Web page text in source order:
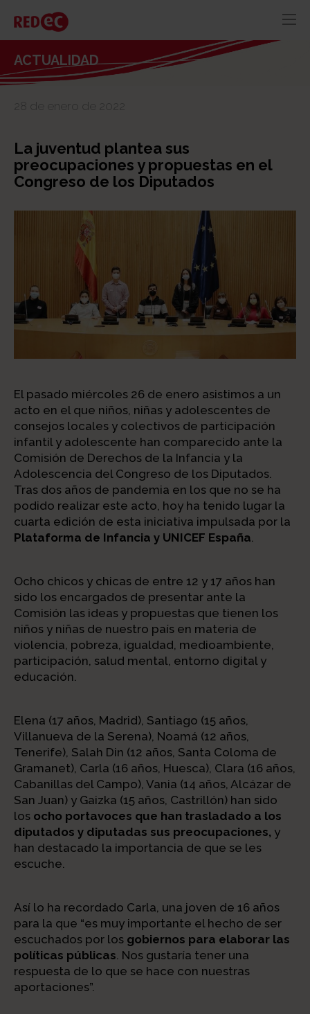
RECURSOS
CONTACTO
ACTUALIDAD
28 de enero de 2022
La juventud plantea sus
preocupaciones y propuestas en el
Congreso de los Diputados
El pasado miércoles 26 de enero asistimos a un
acto en el que niños, niñas y adolescentes de
consejos locales y colectivos de participación
infantil y adolescente han comparecido ante la
Comisión de Derechos de la Infancia y la
Adolescencia del Congreso de los Diputados.
Tras dos años de pandemia en los que no se ha
podido realizar este acto, hoy ha tenido lugar la
cuarta edición de esta iniciativa impulsada por la
Plataforma de Infancia y UNICEF España.
Ocho chicos y chicas de entre 12 y 17 años han
sido los encargados de presentar ante la
Comisión las ideas y propuestas que tienen los
niños y niñas de nuestro país en materia de
violencia, pobreza, igualdad, medioambiente,
participación, salud mental, entorno digital y
educación.
Elena (17 años, Madrid), Santiago (15 años,
Villanueva de la Serena), Noamá (12 años,
Tenerife), Salah Din (12 años, Santa Coloma de
Gramanet), Carla (16 años, Huesca), Clara (16 años,
Cabanillas del Campo), Vania (14 años, Alcázar de
San Juan) y Gaizka (15 años, Castrillón) han sido
los ocho portavoces que han trasladado a los
diputados y diputadas sus preocupaciones, y
han destacado la importancia de que se les
escuche.
Así lo ha recordado Carla, una joven de 16 años
para la que “es muy importante el hecho de ser
escuchados por los gobiernos para elaborar las
políticas públicas. Nos gustaría tener una
respuesta de lo que se hace con nuestras
aportaciones”.